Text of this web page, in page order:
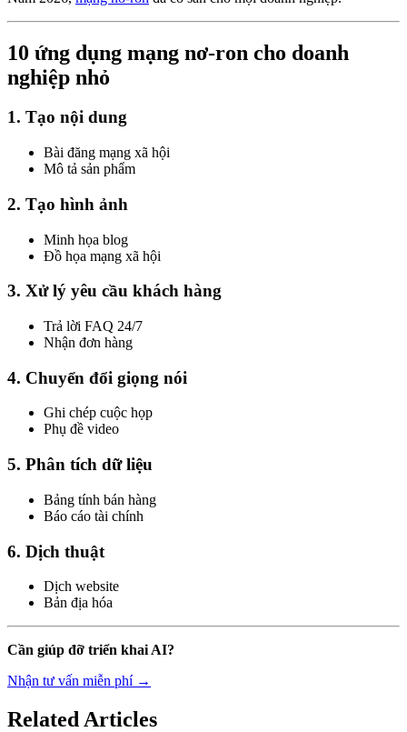
10 ứng dụng mạng nơ-ron cho doanh
nghiệp nhỏ
1. Tạo nội dung
Bài đăng mạng xã hội
Mô tả sản phẩm
2. Tạo hình ảnh
Minh họa blog
Đồ họa mạng xã hội
3. Xử lý yêu cầu khách hàng
Trả lời FAQ 24/7
Nhận đơn hàng
4. Chuyển đổi giọng nói
Ghi chép cuộc họp
Phụ đề video
5. Phân tích dữ liệu
Bảng tính bán hàng
Báo cáo tài chính
6. Dịch thuật
Dịch website
Bản địa hóa
Cần giúp đỡ triển khai AI?
Nhận tư vấn miễn phí →
Related Articles